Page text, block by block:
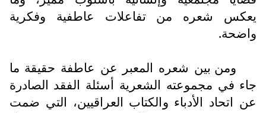
يعكس شعره من تفاعلات عاطفية وفكرية
واضحة.
ومن بين شعره المعبر عن عاطفة حقيقة ما
جاء في مجموعته الشعرية أسئلة الفقد الصادرة
عن اتحاد الأدباء والكتاب العراقيين، التي ضمت